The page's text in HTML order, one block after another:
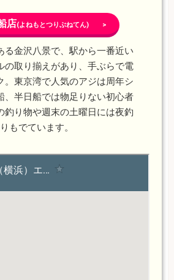
店(よねもとつりぶねてん) >
る金沢八景で、駅から一番近い
の取り揃えがあり、手ぶらで電
。東京湾で人気のアジは周年シ
、半日船では物足りない初心者
釣り物や週末の土曜日には夜釣
りもでています。